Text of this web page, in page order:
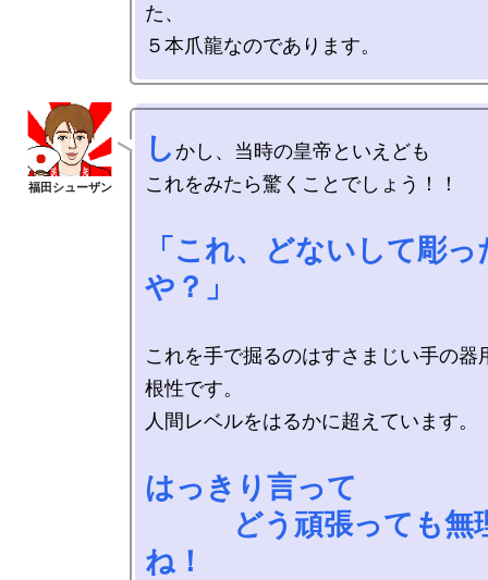
た、
しかし、当時の皇帝といえども
これをみたら驚くことでしょう！！
「これ、どないして彫っ
や？」
これを手で掘るのはすさまじい手の器
根性です。
人間レベルをはるかに超えています。
はっきり言って
どう頑張っても無
ね！